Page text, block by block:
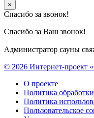
×
Спасибо за звонок!
Спасибо за Ваш звонок!
Администратор сауны
© 2026 Интернет-проект
О проекте
Политика
Политика
Пользовательское